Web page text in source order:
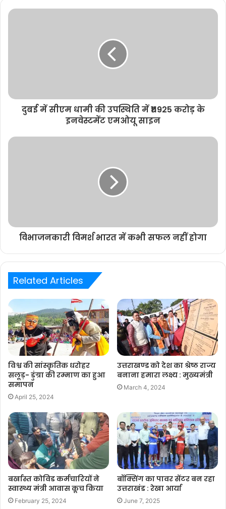
दुबई में सीएम धामी की उपस्थिति में ₹11925 करोड़ के
इनवेस्टमेंट एमओयू साइन
विभाजनकारी विमर्श भारत में कभी सफल नहीं होगा
Related Articles
विश्व की सांस्कृतिक धरोहर
सलूड़- डुंग्रा की रम्माण का हुआ
समापन
April 25, 2024
उत्तराखण्ड को देश का श्रेष्ठ राज्य
बनाना हमारा लक्ष्य : मुख्यमंत्री
March 4, 2024
बर्खास्त कोविड कर्मचारियों ने
स्वास्थ्य मंत्री आवास कूच किया
February 25, 2024
बॉक्सिंग का पावर सेंटर बन रहा
उत्तराखंड : रेखा आर्या
June 7, 2025